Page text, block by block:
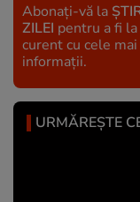
Abonați-vă la
ZILEI pentru a fi la
curent cu cele
informații.
URMĂREȘTE